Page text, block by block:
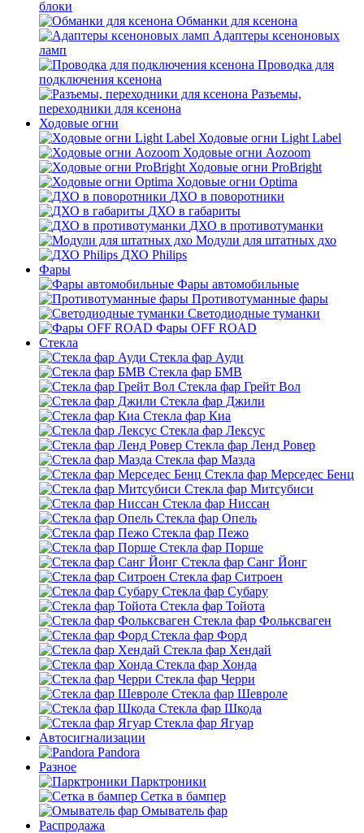
блоки
Обманки для ксенона
Адаптеры ксеноновых
ламп
Проводка для
подключения ксенона
Разъемы,
переходники для ксенона
Ходовые огни
Ходовые огни Light Label
Ходовые огни Aozoom
Ходовые огни ProBright
Ходовые огни Optima
ДХО в поворотники
ДХО в габариты
ДХО в противотуманки
Модули для штатных дхо
ДХО Philips
Фары
Фары автомобильные
Противотуманные фары
Светодиодные туманки
Фары OFF ROAD
Стекла
Стекла фар Ауди
Стекла фар БМВ
Стекла фар Грейт Вол
Стекла фар Джили
Стекла фар Киа
Стекла фар Лексус
Стекла фар Ленд Ровер
Стекла фар Мазда
Стекла фар Мерседес Бенц
Стекла фар Митсубиси
Стекла фар Ниссан
Стекла фар Опель
Стекла фар Пежо
Стекла фар Порше
Стекла фар Санг Йонг
Стекла фар Ситроен
Стекла фар Субару
Стекла фар Тойота
Стекла фар Фольксваген
Стекла фар Форд
Стекла фар Хендай
Стекла фар Хонда
Стекла фар Черри
Стекла фар Шевроле
Стекла фар Шкода
Стекла фар Ягуар
Автосигнализации
Pandora
Разное
Парктроники
Сетка в бампер
Омыватель фар
Распродажа